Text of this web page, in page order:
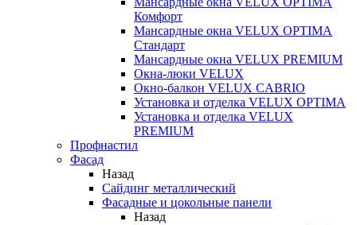
Комфорт
Мансардные окна VELUX OPTIMA
Стандарт
Мансардные окна VELUX PREMIUM
Окна-люки VELUX
Окно-балкон VELUX CABRIO
Установка и отделка VELUX OPTIMA
Установка и отделка VELUX
PREMIUM
Профнастил
Фасад
Назад
Сайдинг металлический
Фасадные и цокольные панели
Назад